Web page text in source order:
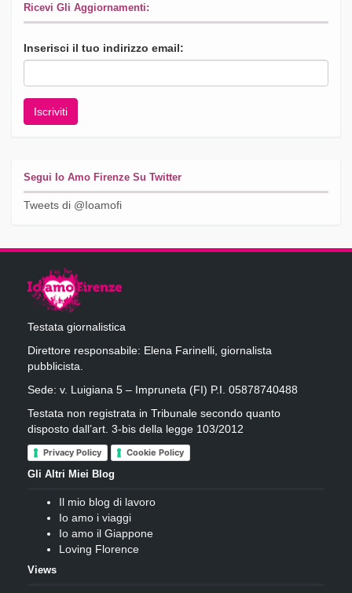
Ricevi Gli Aggiornamenti:
Inserisci il tuo indirizzo email:
Segui Io Amo Firenze Su Twitter
Tweets di @Ioamofi
Testata giornalistica
Direttore responsabile: Elena Farinelli, giornalista
pubblicista.
Sede: v. Luigiana 5 – Impruneta (FI) P.I. 05878740488
Testata non registrata in Tribunale secondo quanto
disposto dall’art. 3-bis della legge 103/2012
Privacy Policy Cookie Policy
Gli Altri Miei Blog
Il mio blog di lavoro
Io amo i viaggi
Io amo il Giappone
Loving Florence
Views